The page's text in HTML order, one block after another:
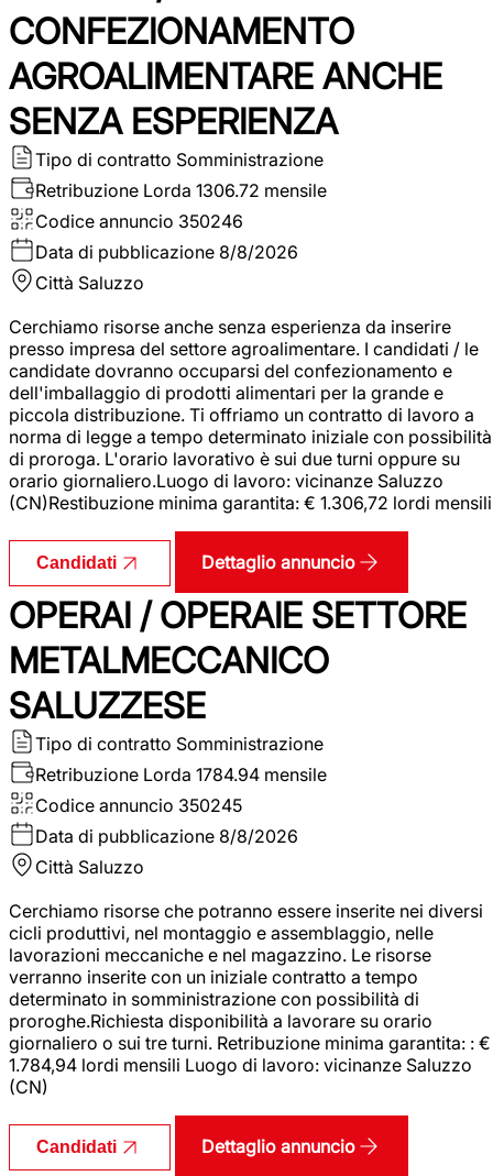
CONFEZIONAMENTO
AGROALIMENTARE ANCHE
SENZA ESPERIENZA
Tipo di contratto Somministrazione
Retribuzione Lorda 1306.72 mensile
Codice annuncio 350246
Data di pubblicazione 8/8/2026
Città Saluzzo
Cerchiamo risorse anche senza esperienza da inserire
presso impresa del settore agroalimentare. I candidati / le
candidate dovranno occuparsi del confezionamento e
dell'imballaggio di prodotti alimentari per la grande e
piccola distribuzione. Ti offriamo un contratto di lavoro a
norma di legge a tempo determinato iniziale con possibilità
di proroga. L'orario lavorativo è sui due turni oppure su
orario giornaliero.Luogo di lavoro: vicinanze Saluzzo
(CN)Restibuzione minima garantita: € 1.306,72 lordi mensili
Candidati Dettaglio annuncio
OPERAI / OPERAIE SETTORE
METALMECCANICO
SALUZZESE
Tipo di contratto Somministrazione
Retribuzione Lorda 1784.94 mensile
Codice annuncio 350245
Data di pubblicazione 8/8/2026
Città Saluzzo
Cerchiamo risorse che potranno essere inserite nei diversi
cicli produttivi, nel montaggio e assemblaggio, nelle
lavorazioni meccaniche e nel magazzino. Le risorse
verranno inserite con un iniziale contratto a tempo
determinato in somministrazione con possibilità di
proroghe.Richiesta disponibilità a lavorare su orario
giornaliero o sui tre turni. Retribuzione minima garantita: : €
1.784,94 lordi mensili Luogo di lavoro: vicinanze Saluzzo
(CN)
Candidati Dettaglio annuncio